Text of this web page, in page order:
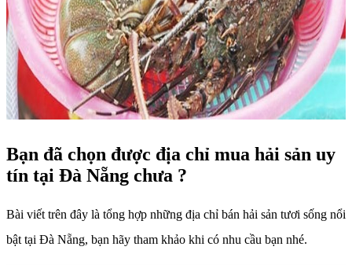
Bạn đã chọn được địa chỉ mua hải sản uy
tín tại Đà Nẵng chưa ?
Bài viết trên đây là tổng hợp những địa chỉ bán hải sản tươi sống nổi
bật tại Đà Nẵng, bạn hãy tham khảo khi có nhu cầu bạn nhé.